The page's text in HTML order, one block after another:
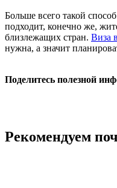
Больше всего такой
подходит, конечно же,
близлежащих стран. Виза
нужна, а значит
Поделитесь полезной
Рекомендуем